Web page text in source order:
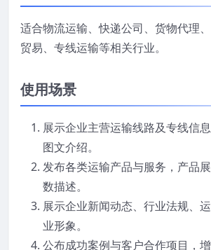
适合物流运输、快递公司、货物代理
贸易、专线运输等相关行业。
使用场景
展示企业主营运输线路及专线信
图文介绍。
发布各类运输产品与服务，产品
数描述。
展示企业新闻动态、行业法规、
业形象。
公布成功案例与客户合作项目，增